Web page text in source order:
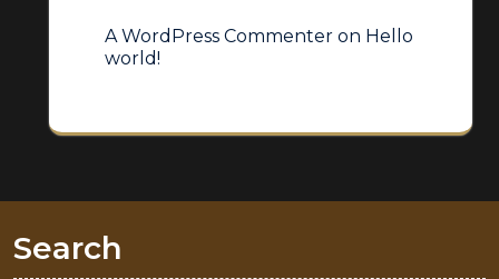
A WordPress Commenter on Hello
world!
Search